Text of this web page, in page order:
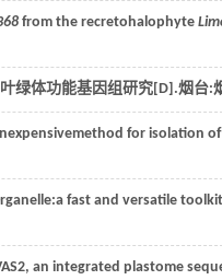
from the recretohalophyte
绿体功能基因组研究[D].烟台:
for isolation
fast and versatile
an integrated plastome